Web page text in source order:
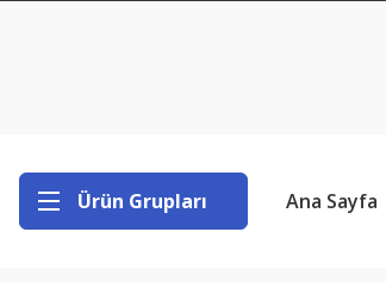
Ürün Grupları Ana Sayfa